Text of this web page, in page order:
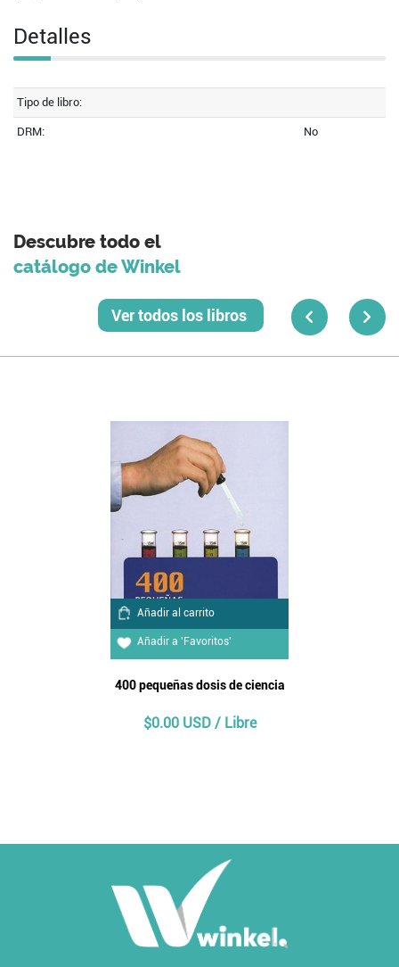
Detalles
Tipo de libro:
DRM: No
Descubre todo el
catálogo de Winkel
Ver todos los libros
Añadir al carrito
Añadir a 'Favoritos'
400 pequeñas dosis de ciencia
$0.00 USD / Libre